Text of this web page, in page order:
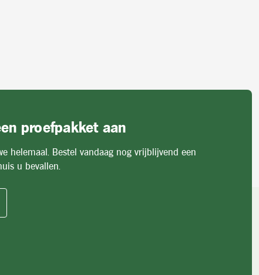
proefpakket aan
helemaal. Bestel vandaag nog vrijblijvend een
u bevallen.